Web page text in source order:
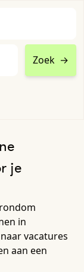
Zoek →
je
in
vacatures
aan een